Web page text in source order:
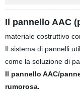
Il pannello AAC
materiale costruttivo
Il sistema di pannelli
come la soluzione di
Il pannello AAC/
rumorosa.